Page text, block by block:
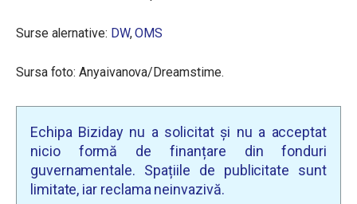
Surse alernative: DW,OMS
Sursa foto: Anyaivanova/Dreamstime.
Echipa Biziday nu a solicitat și nu a acceptat
nicio formă de finanțare din fonduri
guvernamentale. Spațiile de publicitate sunt
limitate, iar reclama neinvazivă.